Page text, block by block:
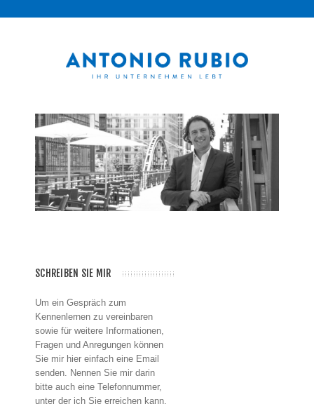
SCHREIBEN SIE MIR
Um ein Gespräch zum
Kennenlernen zu vereinbaren
sowie für weitere Informationen,
Fragen und Anregungen können
Sie mir hier einfach eine Email
senden. Nennen Sie mir darin
bitte auch eine Telefonnummer,
unter der ich Sie erreichen kann.